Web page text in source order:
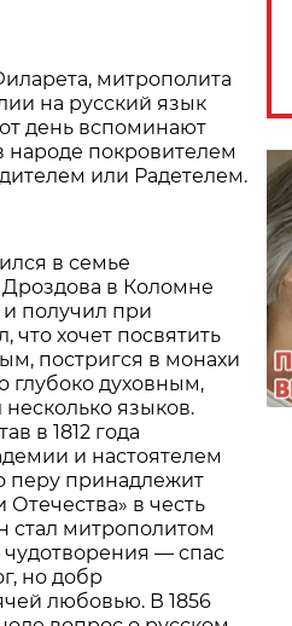
митрополита
на русский язык
день вспоминают
народе покровителем
или Радетелем.
в семье
в Коломне
и получил при
хочет посвятить
постригся в монахи
глубоко духовным,
языков.
в 1812 года
и настоятелем
перу принадлежит
в честь
стал митрополитом
— спас
но добр
любовью. В 1856